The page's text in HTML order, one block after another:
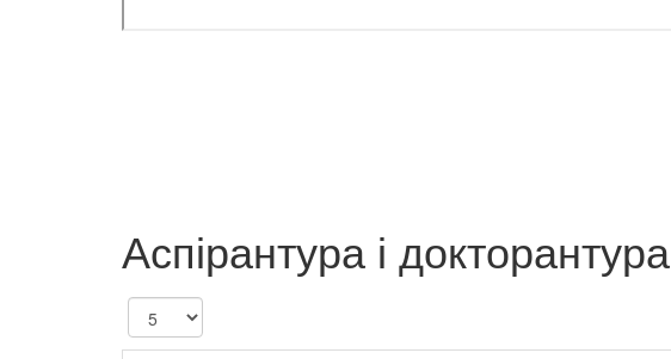
Аспірантура і докторантура
Показувати